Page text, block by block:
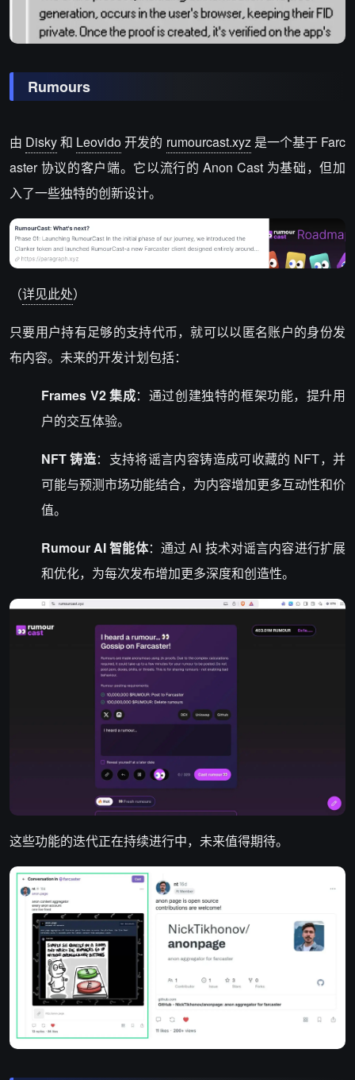
Rumours
由 Disky和 Leovido开发的 rumourcast.xyz是一个基于 Farc
aster 协议的客户端。它以流行的 Anon Cast 为基础，但加
入了一些独特的创新设计。
（详见此处）
只要用户持有足够的支持代币，就可以以匿名账户的身份发
布内容。未来的开发计划包括：
Frames V2 集成：通过创建独特的框架功能，提升用
户的交互体验。
NFT铸造：支持将谣言内容铸造成可收藏的 NFT，并
可能与预测市场功能结合，为内容增加更多互动性和价
值。
RumourAI智能体：通过 AI 技术对谣言内容进行扩展
和优化，为每次发布增加更多深度和创造性。
这些功能的迭代正在持续进行中，未来值得期待。